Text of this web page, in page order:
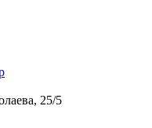
25/5